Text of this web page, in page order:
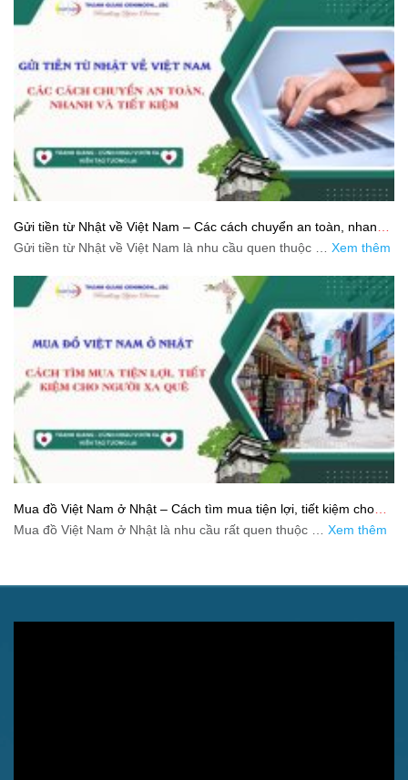
Gửi tiền từ Nhật về Việt Nam – Các cách chuyển an toàn, nhanh
và tiết kiệm
Gửi tiền từ Nhật về Việt Nam là nhu cầu quen thuộc … Xem thêm
Mua đồ Việt Nam ở Nhật – Cách tìm mua tiện lợi, tiết kiệm cho
người xa quê
Mua đồ Việt Nam ở Nhật là nhu cầu rất quen thuộc … Xem thêm